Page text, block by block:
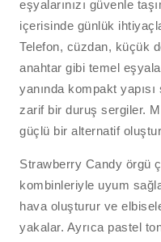
eşyalarınızı güvenle
içerisinde günlük
Telefon, cüzdan, küçük
anahtar gibi temel
yanında kompakt
zarif bir duruş sergiler.
güçlü bir alternatif
Strawberry Candy örgü
kombinleriyle uyum
hava oluşturur ve
yakalar. Ayrıca pastel